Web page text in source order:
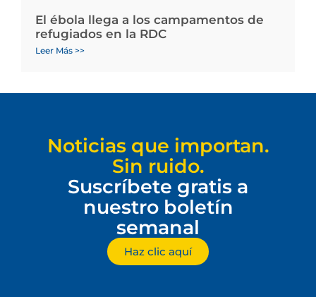
El ébola llega a los campamentos de
refugiados en la RDC
Leer Más >>
Noticias que importan.
Sin ruido.
Suscríbete gratis a
nuestro boletín
semanal
Haz clic aquí